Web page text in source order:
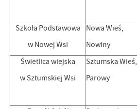
Szkoła Podstawowa
w Nowej Wsi
Nowa Wieś,
Nowiny
Świetlica wiejska
w Sztumskiej Wsi
Sztumska Wieś,
Parowy